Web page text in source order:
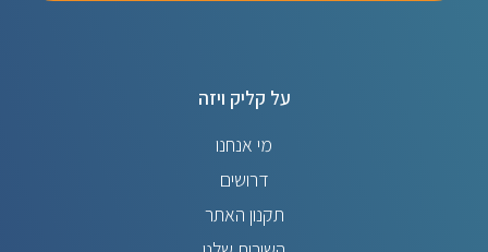
על קליק ויזה
מי אנחנו
דרושים
תקנון האתר